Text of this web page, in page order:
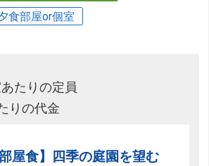
食部屋or個室
たりの定員
りの代金
屋食】四季の庭園を望む